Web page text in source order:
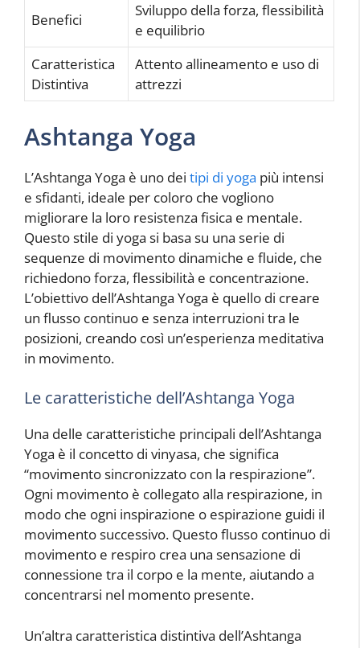
Benefici
Sviluppo della forza, flessibilità
e equilibrio
Caratteristica
Distintiva
Attento allineamento e uso di
attrezzi
Ashtanga Yoga
L’Ashtanga Yoga è uno dei tipi di yoga più intensi
e sfidanti, ideale per coloro che vogliono
migliorare la loro resistenza fisica e mentale.
Questo stile di yoga si basa su una serie di
sequenze di movimento dinamiche e fluide, che
richiedono forza, flessibilità e concentrazione.
L’obiettivo dell’Ashtanga Yoga è quello di creare
un flusso continuo e senza interruzioni tra le
posizioni, creando così un’esperienza meditativa
in movimento.
Le caratteristiche dell’Ashtanga Yoga
Una delle caratteristiche principali dell’Ashtanga
Yoga è il concetto di vinyasa, che significa
“movimento sincronizzato con la respirazione”.
Ogni movimento è collegato alla respirazione, in
modo che ogni inspirazione o espirazione guidi il
movimento successivo. Questo flusso continuo di
movimento e respiro crea una sensazione di
connessione tra il corpo e la mente, aiutando a
concentrarsi nel momento presente.
Un’altra caratteristica distintiva dell’Ashtanga